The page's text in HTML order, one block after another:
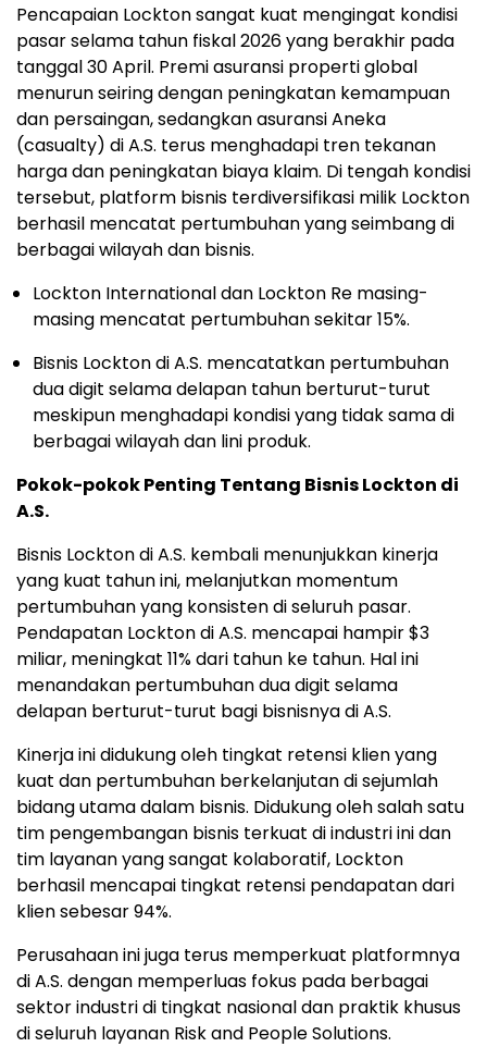
Pencapaian Lockton sangat kuat mengingat kondisi
pasar selama tahun fiskal 2026 yang berakhir pada
tanggal 30 April. Premi asuransi properti global
menurun seiring dengan peningkatan kemampuan
dan persaingan, sedangkan asuransi Aneka
(casualty) di A.S. terus menghadapi tren tekanan
harga dan peningkatan biaya klaim. Di tengah kondisi
tersebut, platform bisnis terdiversifikasi milik Lockton
berhasil mencatat pertumbuhan yang seimbang di
berbagai wilayah dan bisnis.
Lockton International dan Lockton Re masing-
masing mencatat pertumbuhan sekitar 15%.
Bisnis Lockton di A.S. mencatatkan pertumbuhan
dua digit selama delapan tahun berturut-turut
meskipun menghadapi kondisi yang tidak sama di
berbagai wilayah dan lini produk.
Pokok-pokok Penting Tentang Bisnis Lockton di
A.S.
Bisnis Lockton di A.S. kembali menunjukkan kinerja
yang kuat tahun ini, melanjutkan momentum
pertumbuhan yang konsisten di seluruh pasar.
Pendapatan Lockton di A.S. mencapai hampir $3
miliar, meningkat 11% dari tahun ke tahun. Hal ini
menandakan pertumbuhan dua digit selama
delapan berturut-turut bagi bisnisnya di A.S.
Kinerja ini didukung oleh tingkat retensi klien yang
kuat dan pertumbuhan berkelanjutan di sejumlah
bidang utama dalam bisnis. Didukung oleh salah satu
tim pengembangan bisnis terkuat di industri ini dan
tim layanan yang sangat kolaboratif, Lockton
berhasil mencapai tingkat retensi pendapatan dari
klien sebesar 94%.
Perusahaan ini juga terus memperkuat platformnya
di A.S. dengan memperluas fokus pada berbagai
sektor industri di tingkat nasional dan praktik khusus
di seluruh layanan Risk and People Solutions.